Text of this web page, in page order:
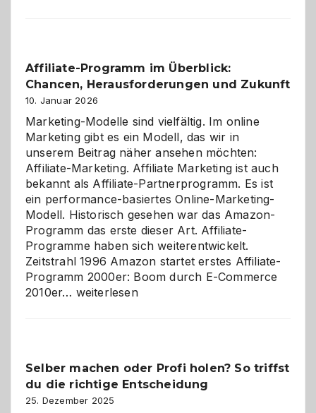
Affiliate-Programm im Überblick:
Chancen, Herausforderungen und Zukunft
10. Januar 2026
Marketing-Modelle sind vielfältig. Im online
Marketing gibt es ein Modell, das wir in
unserem Beitrag näher ansehen möchten:
Affiliate-Marketing. Affiliate Marketing ist auch
bekannt als Affiliate-Partnerprogramm. Es ist
ein performance-basiertes Online-Marketing-
Modell. Historisch gesehen war das Amazon-
Programm das erste dieser Art. Affiliate-
Programme haben sich weiterentwickelt.
Zeitstrahl 1996 Amazon startet erstes Affiliate-
Programm 2000er: Boom durch E-Commerce
2010er… Affiliate-
Herausforderungen
und
Zukunft
weiterlesen
Selber machen oder Profi holen? So triffst
du die richtige Entscheidung
25. Dezember 2025